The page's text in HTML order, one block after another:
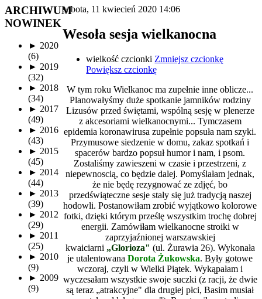
sobota, 11 kwiecień 2020 14:06
Wesoła sesja wielkanocna
wielkość czcionki Zmniejsz czcionkę
Powiększ czcionkę
W tym roku Wielkanoc ma zupełnie inne oblicze...
Planowałyśmy duże spotkanie jamników rodziny
Lizusów przed świętami, wspólną sesję w plenerze
z akcesoriami wielkanocnymi... Tymczasem
epidemia koronawirusa zupełnie popsuła nam szyki.
Przymusowe siedzenie w domu, zakaz spotkań i
spacerów bardzo popsuł humor i nam, i psom.
Zostaliśmy zawieszeni w czasie i przestrzeni, z
niepewnoscią, co będzie dalej. Pomyślałam jednak,
że nie będę rezygnować ze zdjęć, bo
przedświąteczne sesje stały się już tradycją naszej
hodowli. Postanowiłam zrobić wyjątkowo kolorowe
fotki, dzięki którym prześlę wszystkim trochę dobrej
energii. Zamówiłam wielkanocne stroiki w
zaprzyjaźnionej warszawskiej
kwaiciarni „Glorioza" (ul. Żurawia 26). Wykonała
je utalentowanaDorota Żukowska. Były gotowe
wczoraj, czyli w Wielki Piątek. Wykąpałam i
wyczesałam wszystkie swoje suczki (z racji, że dwie
są teraz „atrakcyjne" dla drugiej płci, Basim musiał
ARCHIWUM
NOWINEK
► 2020
(6)
► 2019
(32)
► 2018
(34)
► 2017
(49)
► 2016
(43)
► 2015
(45)
► 2014
(44)
► 2013
(39)
► 2012
(29)
► 2011
(25)
► 2010
(9)
► 2009
(9)